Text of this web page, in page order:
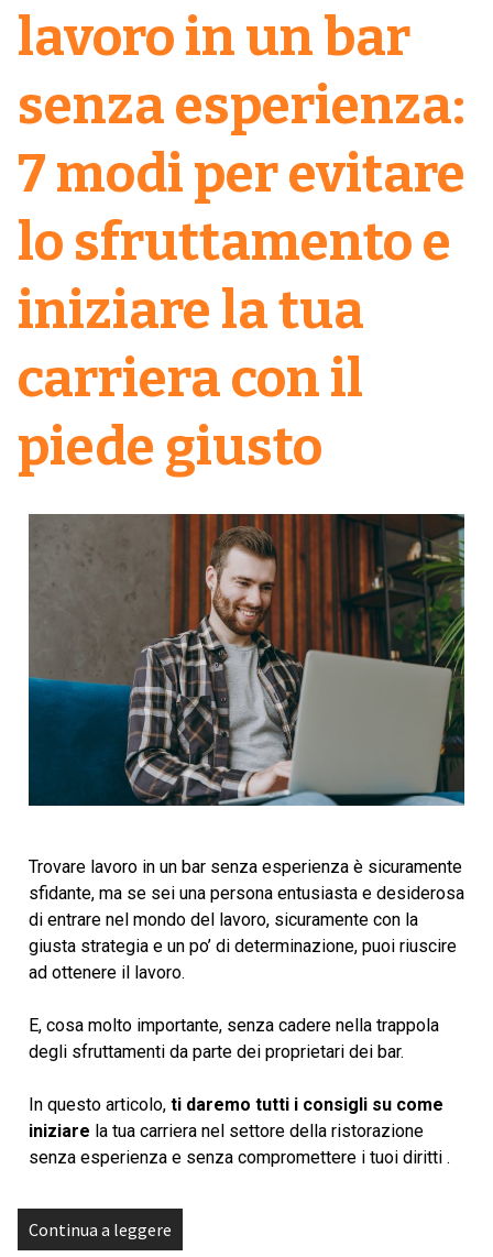
lavoro in un bar
senza esperienza:
7 modi per evitare
lo sfruttamento e
iniziare la tua
carriera con il
piede giusto
Trovare lavoro in un bar senza esperienza è sicuramente
sfidante, ma se sei una persona entusiasta e desiderosa
di entrare nel mondo del lavoro, sicuramente con la
giusta strategia e un po’ di determinazione, puoi riuscire
ad ottenere il lavoro.
E, cosa molto importante, senza cadere nella trappola
degli sfruttamenti da parte dei proprietari dei bar.
In questo articolo, ti daremo tutti i consigli su come
iniziare la tua carriera nel settore della ristorazione
senza esperienza e senza compromettere i tuoi diritti .
Continua a leggere